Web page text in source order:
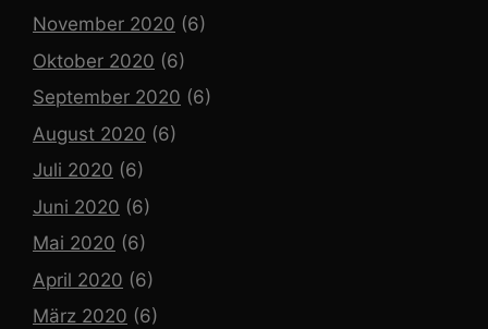
November 2020 (6)
Oktober 2020 (6)
September 2020 (6)
August 2020 (6)
Juli 2020 (6)
Juni 2020 (6)
Mai 2020 (6)
April 2020 (6)
März 2020 (6)